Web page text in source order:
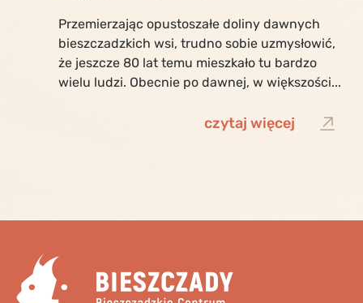
Przemierzając opustoszałe doliny dawnych
bieszczadzkich wsi, trudno sobie uzmysłowić,
że jeszcze 80 lat temu mieszkało tu bardzo
wielu ludzi. Obecnie po dawnej, w większości...
czytaj więcej